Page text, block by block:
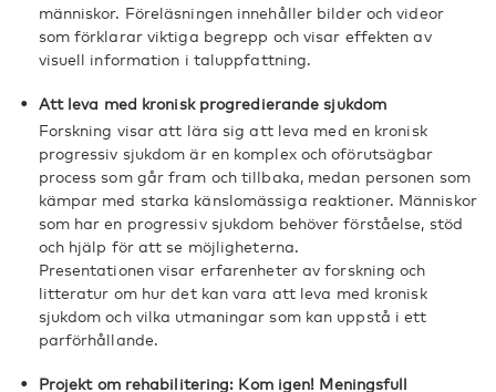
människor. Föreläsningen innehåller bilder och videor
som förklarar viktiga begrepp och visar effekten av
visuell information i taluppfattning.
Att leva med kronisk progredierande sjukdom
Forskning visar att lära sig att leva med en kronisk
progressiv sjukdom är en komplex och oförutsägbar
process som går fram och tillbaka, medan personen som
kämpar med starka känslomässiga reaktioner. Människor
som har en progressiv sjukdom behöver förståelse, stöd
och hjälp för att se möjligheterna.
Presentationen visar erfarenheter av forskning och
litteratur om hur det kan vara att leva med kronisk
sjukdom och vilka utmaningar som kan uppstå i ett
parförhållande.
Projekt om rehabilitering: Kom igen! Meningsfull